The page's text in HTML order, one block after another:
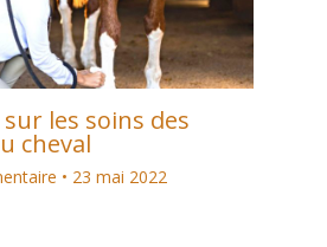
les soins des
cheval
• 23 mai 2022